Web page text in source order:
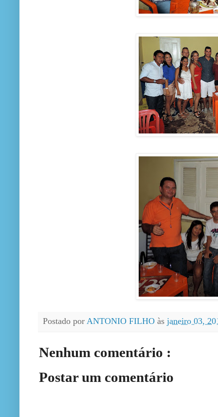
Postado por ANTONIO FILHO às janeiro 03,
Nenhum comentário :
Postar um comentário